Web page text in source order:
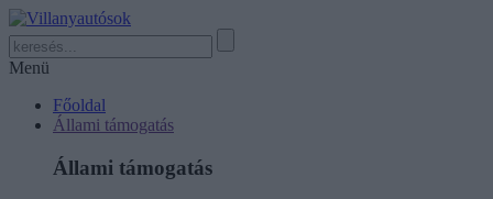
Menü
Főoldal
Állami támogatás
Állami támogatás